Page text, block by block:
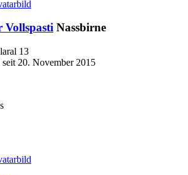
Vollspasti Nassbirne
13
20. November 2015